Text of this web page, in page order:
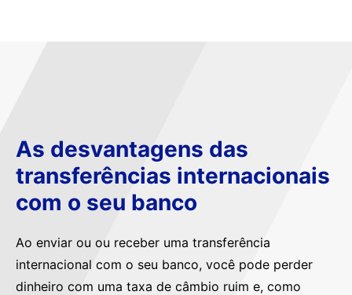
As desvantagens das
transferências internacionais
com o seu banco
Ao enviar ou ou receber uma transferência
internacional com o seu banco, você pode perder
dinheiro com uma taxa de câmbio ruim e, como